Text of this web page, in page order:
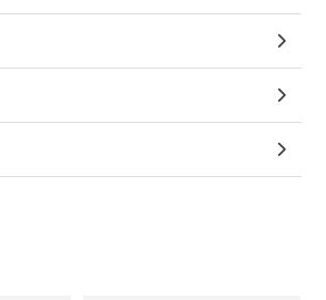
リーをすべて見る